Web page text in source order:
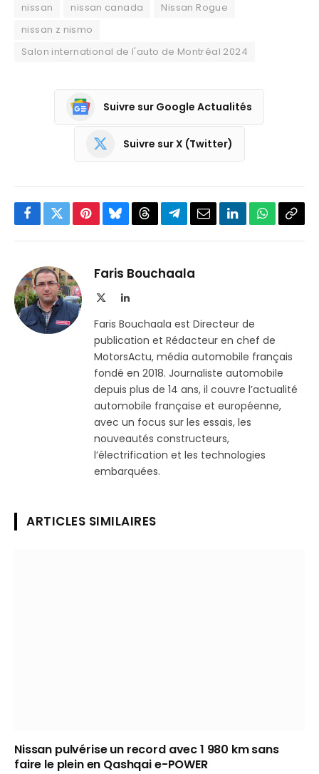
nissan nissan canada
Nissan Rogue
nissan z nismo
Salon international de l'auto de Montréal 2024
Suivre sur Google Actualités
Suivre sur X (Twitter)
Facebook
TwitterPinterestBlueskyThreadsPartager
Telegram
EmailLinkedInWhatsApp
Faris Bouchaala
LinkedIn
Faris Bouchaala est Directeur de
publication et Rédacteur en chef de
MotorsActu, média automobile français
fondé en 2018. Journaliste automobile
depuis plus de 14 ans, il couvre l’actualité
automobile française et européenne,
avec un focus sur les essais, les
nouveautés constructeurs,
l’électrification et les technologies
embarquées.
ARTICLES SIMILAIRES
Nissan pulvérise un record avec 1 980 km sans
faire le plein en Qashqai e-POWER